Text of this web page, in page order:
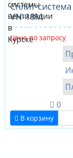
Сплит-
VN-18M
Цена по запросу
0
В корзину